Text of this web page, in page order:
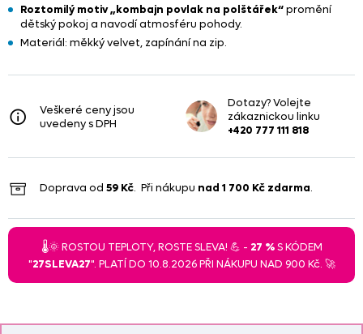
Roztomilý motiv „kombajn povlak na polštářek“promění
dětský pokoj a navodí atmosféru pohody.
Materiál: měkký velvet, zapínání na zip.
Veškeré ceny jsou
uvedeny s DPH
Dotazy? Volejte
zákaznickou linku
+420 777 111 818
Doprava od 59 Kč. Při nákupu nad 1 700 Kč zdarma.
🌡️🌞 ROSTOU TEPLOTY, ROSTE SLEVA! 💪 - 27 %S KÓDEM
"27SLEVA27". PLATÍ DO 10.8.2026 PŘI NÁKUPU NAD 900 Kč. 🚀